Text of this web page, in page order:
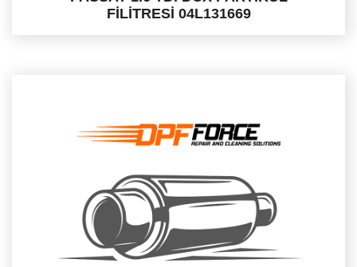
FİLİTRESİ 04L131669